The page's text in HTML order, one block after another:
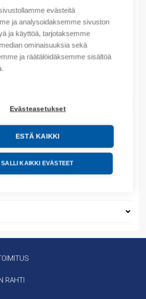
evästeitä
ja analysoidaksemme sivuston
ja käyttöä, tarjotaksemme
ominaisuuksia sekä
ja räätälöidäksemme sisältöä
Evästeasetukset
ESTÄ KAIKKI
SALLI KAIKKI EVÄSTEET
LISÄÄ OSTOSKORIIN
RAHTI